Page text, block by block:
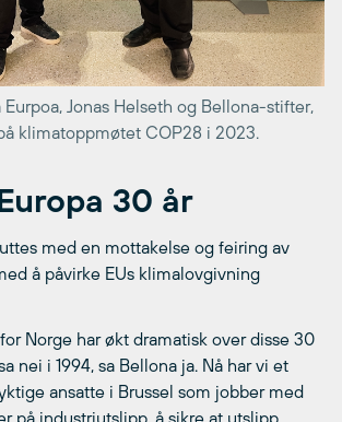
Jonas Helseth og Bellona-stifter,
klimatoppmøtet COP28 i 2023.
30 år
med en mottakelse og feiring av
å påvirke EUs klimalovgivning
Norge har økt dramatisk over disse 30
nei i 1994, sa Bellona ja. Nå har vi et
ansatte i Brussel som jobber med
på industriutslipp, å sikre at utslipp